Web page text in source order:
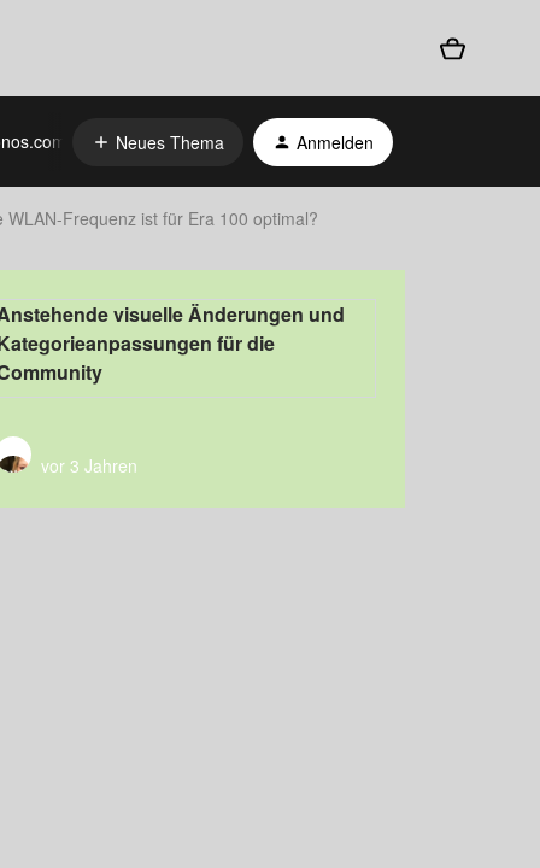
Neues Thema Anmelden
WLAN-Frequenz ist für Era 100 optimal?
visuelle Änderungen und
für die
vor 3 Jahren